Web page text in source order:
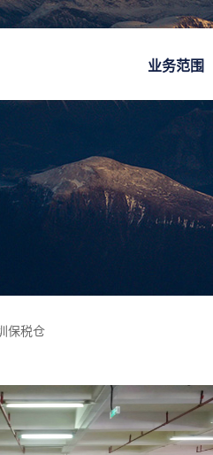
业务范围
保税仓